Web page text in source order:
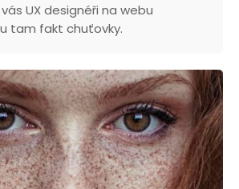
UX designéři na webu
tam fakt chuťovky.